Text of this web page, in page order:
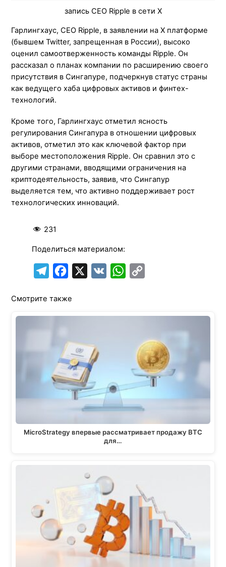
запись СЕО Ripple в сети X
Гарлингхаус, СЕО Ripple, в заявлении на X платформе
(бывшем Twitter, запрещенная в России), высоко
оценил самоотверженность команды Ripple. Он
рассказал о планах компании по расширению своего
присутствия в Сингапуре, подчеркнув статус страны
как ведущего хаба цифровых активов и финтех-
технологий.
Кроме того, Гарлингхаус отметил ясность
регулирования Сингапура в отношении цифровых
активов, отметил это как ключевой фактор при
выборе местоположения Ripple. Он сравнил это с
другими странами, вводящими ограничения на
криптодеятельность, заявив, что Сингапур
выделяется тем, что активно поддерживает рост
технологических инноваций.
231
Поделиться материалом:
l
e
m
c
e
o
o
k
W
t
y
i
n
k
Смотрите также
MicroStrategy впервые рассматривает продажу BTC
для…